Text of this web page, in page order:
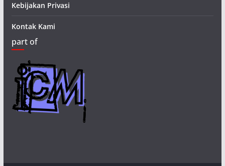
Kebijakan Privasi
Kontak Kami
part of